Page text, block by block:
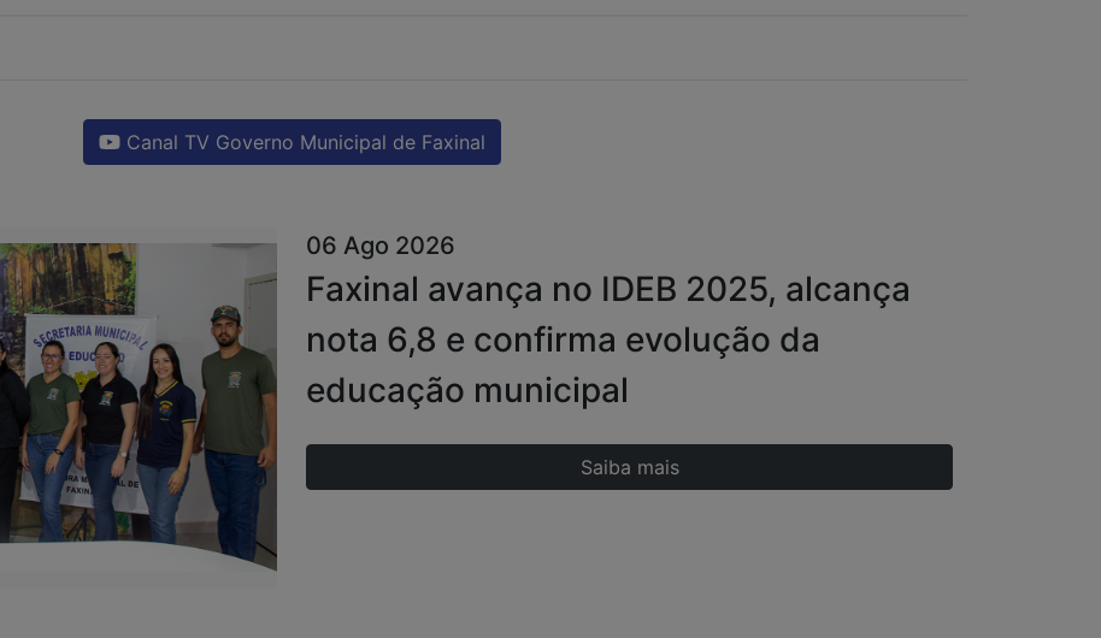
Canal TV Governo Municipal de Faxinal
06 Ago 2026
Faxinal avança no IDEB 2025, alcança
nota 6,8 e confirma evolução da
educação municipal
Saiba mais